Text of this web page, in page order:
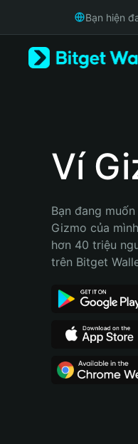
Русский
Bahasa Indonesia
Português (Brasil)
Bạn hiện
Ví
Bạn đang
Gizmo của
hơn 40 triệu
trên Bitget